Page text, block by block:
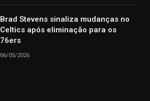
Brad Stevens sinaliza mudanças no
Celtics após eliminação para os
76ers
06/05/2026